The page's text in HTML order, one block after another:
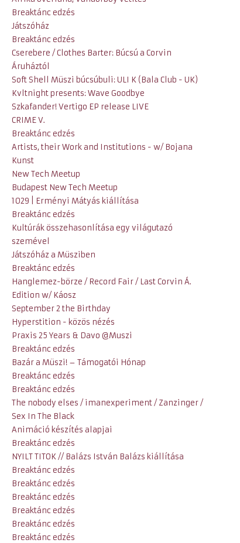
Breaktánc edzés
Játszóház
Breaktánc edzés
Cserebere / Clothes Barter: Búcsú a Corvin
Áruháztól
Soft Shell Müszi búcsúbuli: ULI K (Bala Club - UK)
Kvltnight presents: Wave Goodbye
Szkafander! Vertigo EP release LIVE
CRIME V.
Breaktánc edzés
Artists, their Work and Institutions - w/ Bojana
Kunst
New Tech Meetup
Budapest New Tech Meetup
1029 | Erményi Mátyás kiállítása
Breaktánc edzés
Kultúrák összehasonlítása egy világutazó
szemével
Játszóház a Müsziben
Breaktánc edzés
Hanglemez-börze / Record Fair / Last Corvin Á.
Edition w/ Káosz
September 2 the Birthday
Hyperstition - közös nézés
Praxis 25 Years & Davo @Muszi
Breaktánc edzés
Bazár a Müszi! – Támogatói Hónap
Breaktánc edzés
Breaktánc edzés
The nobody elses / imanexperiment / Zanzinger /
Sex In The Black
Animáció készítés alapjai
Breaktánc edzés
NYILT TITOK // Balázs István Balázs kiállítása
Breaktánc edzés
Breaktánc edzés
Breaktánc edzés
Breaktánc edzés
Breaktánc edzés
Breaktánc edzés